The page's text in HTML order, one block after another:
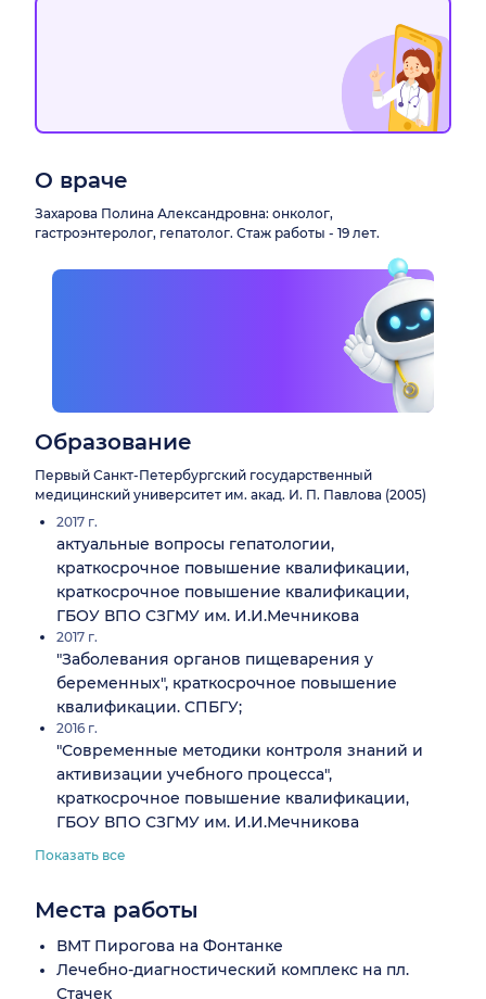
О враче
Захарова Полина Александровна: онколог,
гастроэнтеролог, гепатолог. Стаж работы - 19 лет.
Образование
Первый Санкт-Петербургский государственный
медицинский университет им. акад. И. П. Павлова (2005)
2017 г.
актуальные вопросы гепатологии,
краткосрочное повышение квалификации,
краткосрочное повышение квалификации,
ГБОУ ВПО СЗГМУ им. И.И.Мечникова
2017 г.
"Заболевания органов пищеварения у
беременных", краткосрочное повышение
квалификации. СПБГУ;
2016 г.
"Современные методики контроля знаний и
активизации учебного процесса",
краткосрочное повышение квалификации,
ГБОУ ВПО СЗГМУ им. И.И.Мечникова
Показать все
Места работы
ВМТ Пирогова на Фонтанке
Лечебно-диагностический комплекс на пл.
Стачек